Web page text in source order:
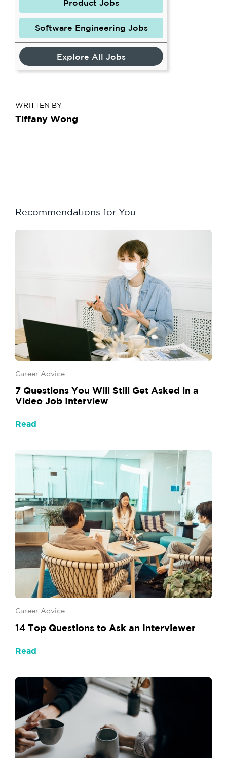
Product Jobs
Software Engineering Jobs
Explore All Jobs
WRITTEN BY
Tiffany Wong
Recommendations for You
Career Advice
7 Questions You Will Still Get Asked in a
Video Job Interview
Read
Career Advice
14 Top Questions to Ask an Interviewer
Read